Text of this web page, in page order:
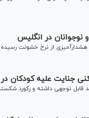
در انگلیس
از نرخ خشونت